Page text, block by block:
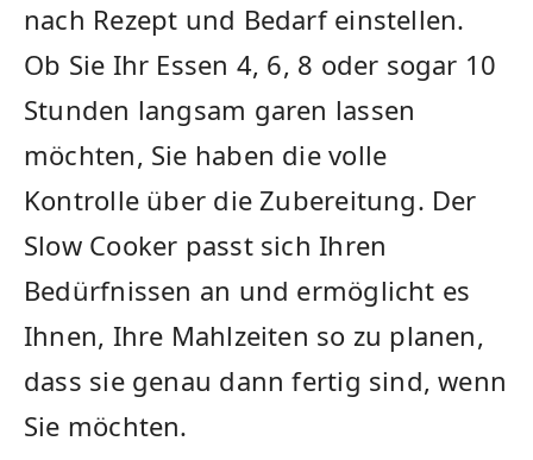
nach Rezept und Bedarf einstellen.
Ob Sie Ihr Essen 4, 6, 8 oder sogar 10
Stunden langsam garen lassen
möchten, ‌Sie haben die volle
Kontrolle über die ‌Zubereitung. Der
Slow Cooker passt sich‍ Ihren
Bedürfnissen an und ermöglicht es
Ihnen, Ihre Mahlzeiten so zu planen,
dass sie genau dann fertig sind, wenn
Sie möchten.